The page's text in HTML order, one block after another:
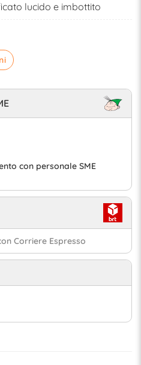
lucido e imbottito
con personale SME
Corriere Espresso